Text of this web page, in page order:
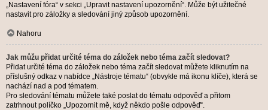
„Nastavení fóra“ v sekci „Upravit nastavení upozornění“. Může být užitečné
nastavit pro záložky a sledování jiný způsob upozornění.
Nahoru
Jak můžu přidat určité téma do záložek nebo téma začít sledovat?
Přidat určité téma do záložek nebo téma začít sledovat můžete kliknutím na
příslušný odkaz v nabídce „Nástroje tématu“ (obvykle má ikonu klíče), která se
nachází nad a pod tématem.
Pro sledování tématu můžete také poslat do tématu odpověď a přitom
zatrhnout políčko „Upozornit mě, když někdo pošle odpověď“.